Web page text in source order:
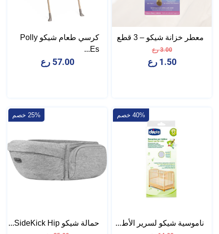
معطر خزانة شيكو – 3 قطع
3.00 رع
1.50 رع
كرسي طعام شيكو Polly
Es...
57.00 رع
40% خصم
ناموسية شيكو لسرير الأط...
25% خصم
حمالة شيكو SideKick Hip...